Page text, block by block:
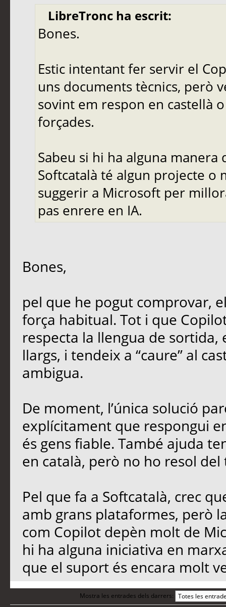
LibreTronc ha escrit:
Bones.
Estic intentant fer servir el
uns documents tècnics, però
sovint em respon en castellà
forçades.
Sabeu si hi ha alguna
Softcatalà té algun projecte o
suggerir a Microsoft per
pas enrere en IA.
Bones,
pel que he pogut comprovar,
força habitual. Tot i que
respecta la llengua de
llargs, i tendeix a “caure” al
ambigua.
De moment, l’única solució
explícitament que respongui
és gens fiable. També ajuda
en català, però no ho resol del
Pel que fa a Softcatalà, crec
amb grans plataformes, però
com Copilot depèn molt de
hi ha alguna iniciativa en
que el suport és encara molt
Mostra les entrades dels darrers: